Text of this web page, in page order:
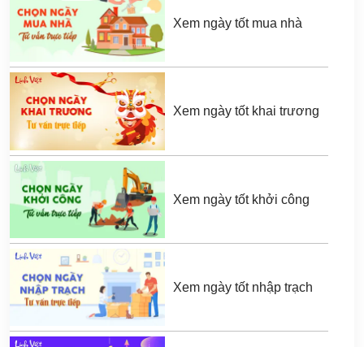
Xem ngày tốt mua nhà
Xem ngày tốt khai trương
Xem ngày tốt khởi công
Xem ngày tốt nhập trạch